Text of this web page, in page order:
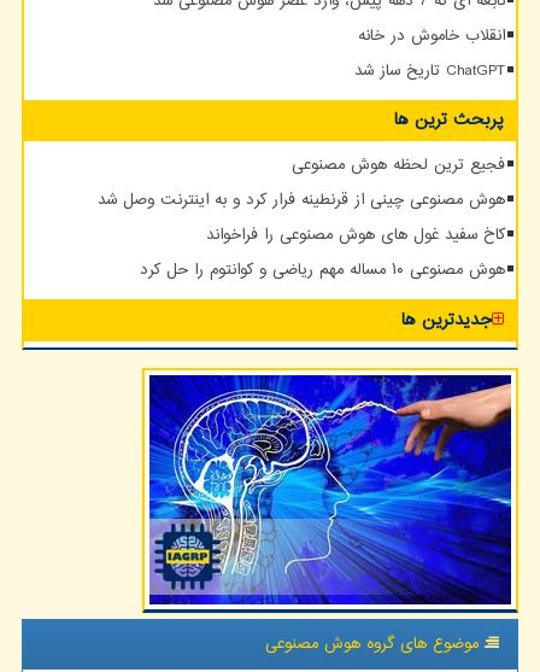
انقلاب خاموش در خانه
ChatGPT تاریخ ساز شد
پربحث ترین ها
فجیع ترین لحظه هوش مصنوعی
هوش مصنوعی چینی از قرنطینه فرار کرد و به اینترنت وصل شد
کاخ سفید غول های هوش مصنوعی را فراخواند
هوش مصنوعی ۱۰ مساله مهم ریاضی و کوانتوم را حل کرد
جدیدترین ها
موضوع های گروه هوش مصنوعی